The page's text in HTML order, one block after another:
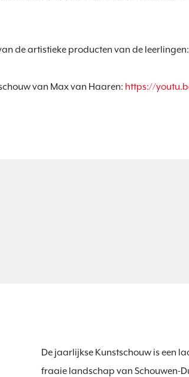
de artistieke producten van de leerlingen:
van Max van Haaren: https://
De jaarlijkse Kunstschouw is een
fraaie landschap van Schouwen-